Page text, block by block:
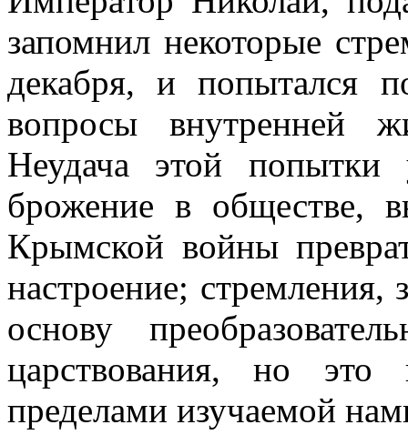
запомнил некоторые
декабря, и попытался
вопросы внутренней
Неудача этой
брожение в обществе,
Крымской войны
настроение; стремления,
основу
царствования, но это
пределами изучаемой